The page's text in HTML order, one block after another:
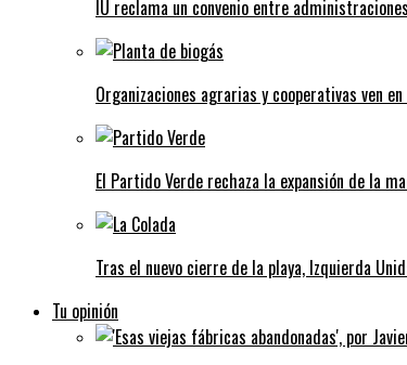
IU reclama un convenio entre
Organizaciones agrarias y cooperativas ven
El Partido Verde rechaza la expansión de la
Tras el nuevo cierre de la playa, Izquierda
Tu opinión